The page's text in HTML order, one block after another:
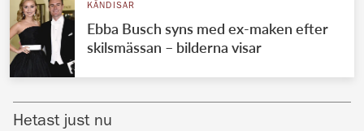
UTLÄNDSKT
VÄRLDENS KUNGAHUS
KÄNDISAR
Ebba Busch syns med ex-maken efter
skilsmässan – bilderna visar
Hetast just nu